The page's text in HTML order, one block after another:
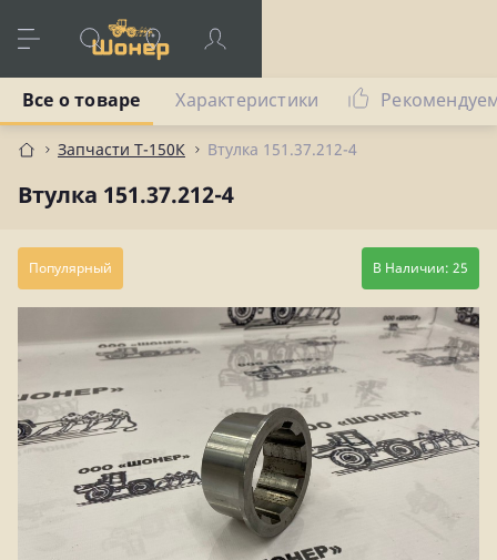
Запчасти Т-150К Втулка 151.37.212-4
Втулка 151.37.212-4
Все о товаре Характеристики
Популярный В Наличии: 25